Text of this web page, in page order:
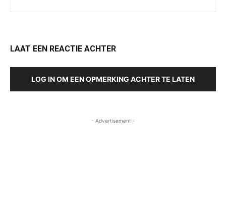
LAAT EEN REACTIE ACHTER
LOG IN OM EEN OPMERKING ACHTER TE LATEN
- Advertisement -